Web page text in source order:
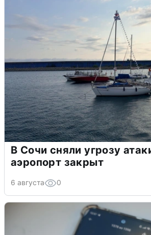
В Сочи сняли угрозу
аэропорт закрыт
6 августа 0